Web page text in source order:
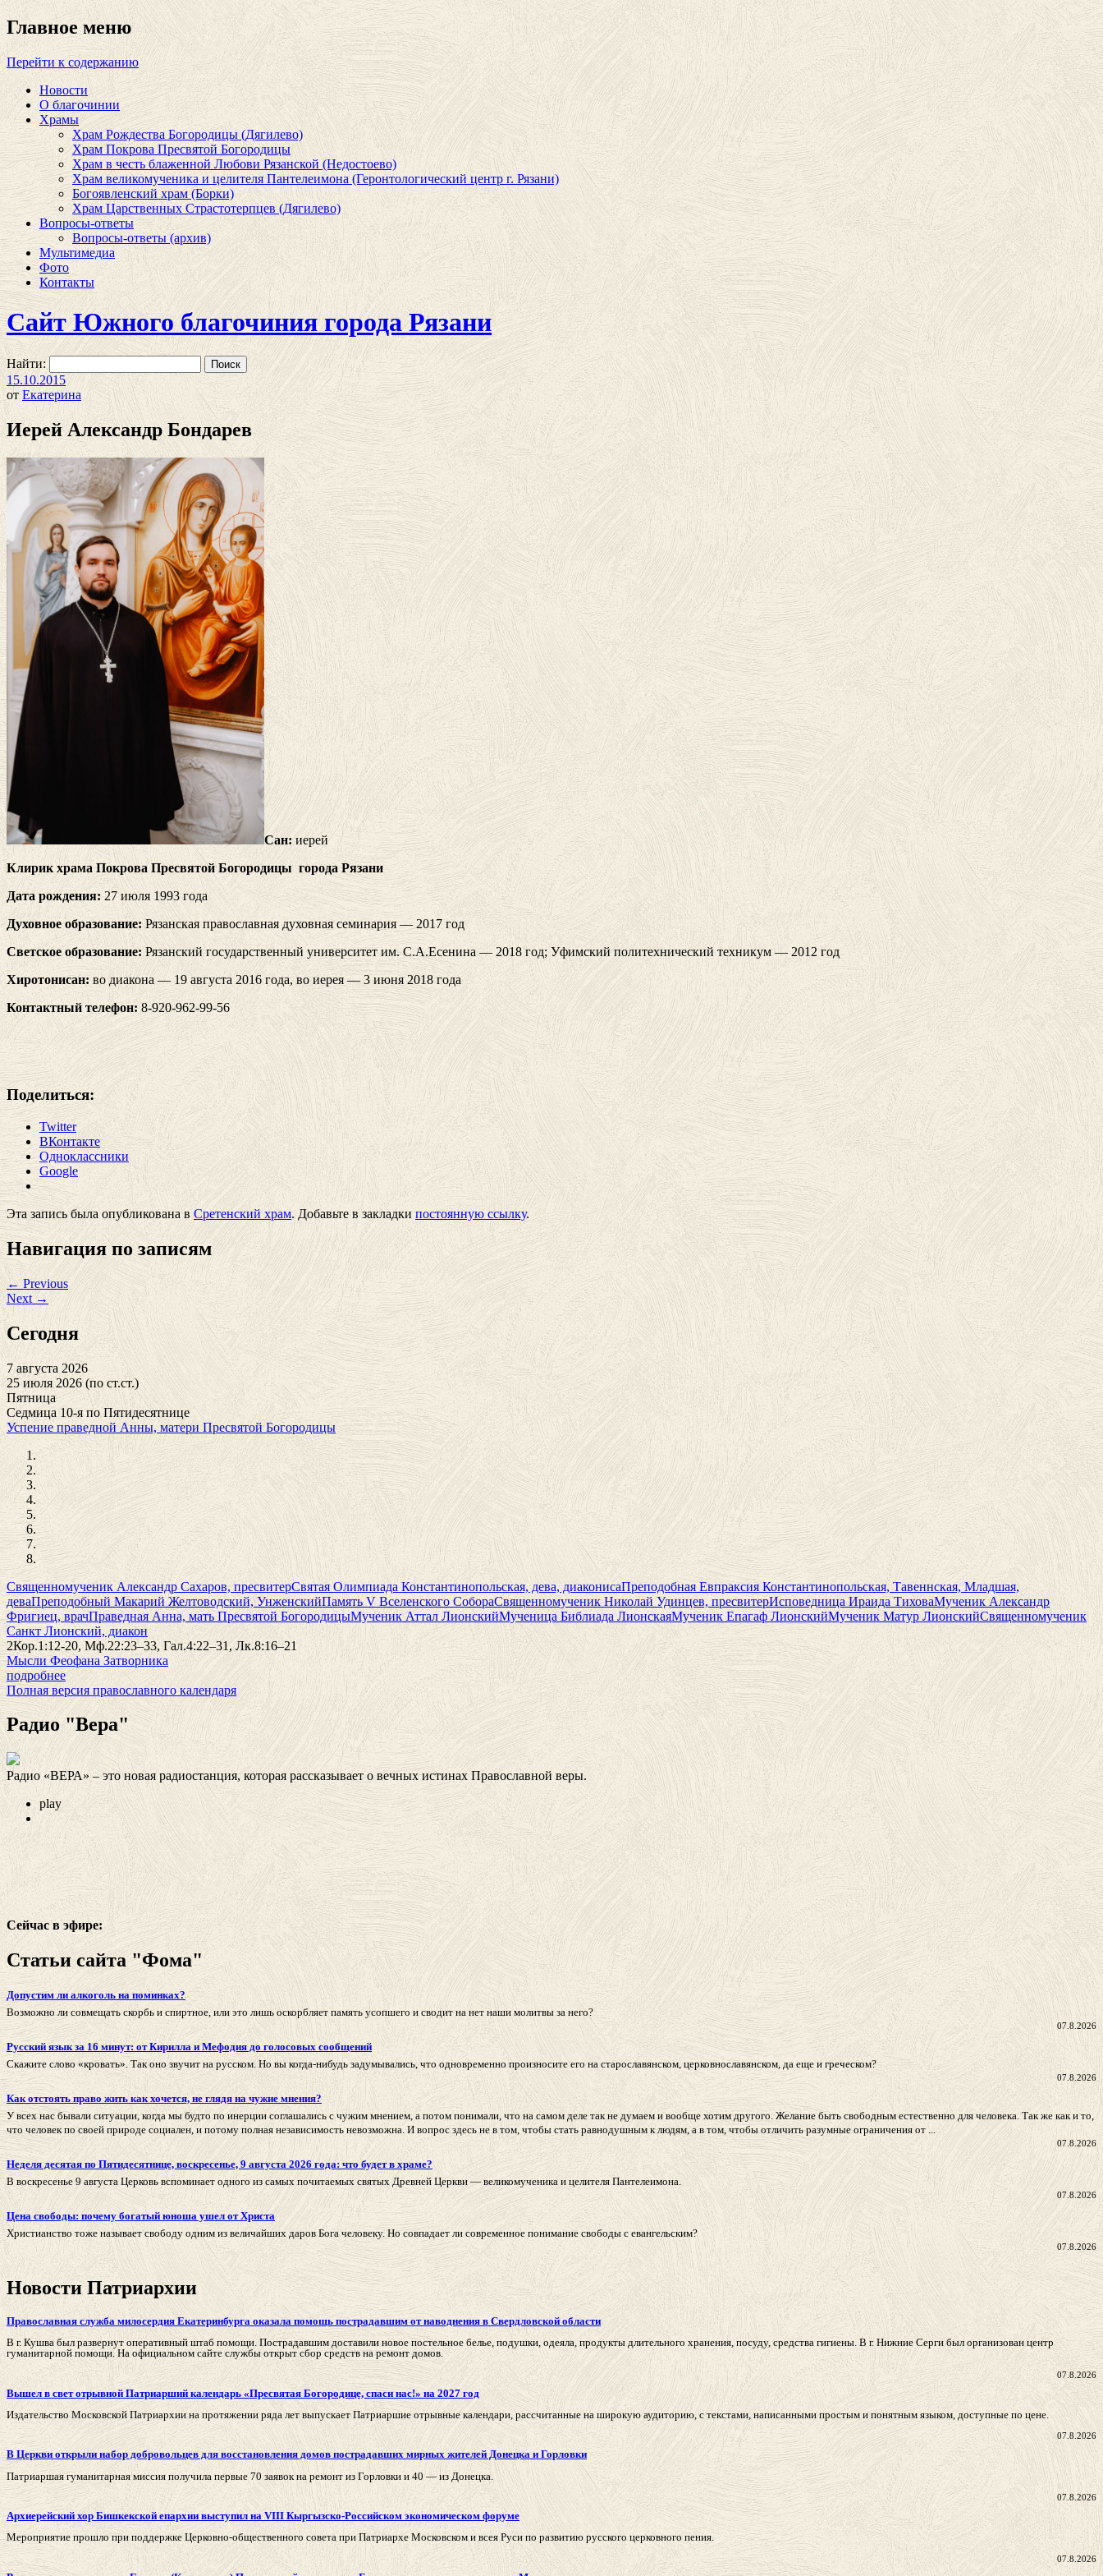
Главное меню
Перейти к содержанию
Новости
О благочинии
Храмы
Храм Рождества Богородицы (Дягилево)
Храм Покрова Пресвятой Богородицы
Храм в честь блаженной Любови Рязанской (Недостоево)
Храм великомученика и целителя Пантелеимона (Геронтологический центр г. Рязани)
Богоявленский храм (Борки)
Храм Царственных Страстотерпцев (Дягилево)
Вопросы-ответы
Вопросы-ответы (архив)
Мультимедиа
Фото
Контакты
Сайт Южного благочиния города Рязани
Найти:
15.10.2015
от Екатерина
Иерей Александр Бондарев
Сан: иерей
Клирик храма Покрова Пресвятой Богородицы города Рязани
Дата рождения: 27 июля 1993 года
Духовное образование: Рязанская православная духовная семинария — 2017 год
Светское образование:Рязанский государственный университет им. С.А.Есенина — 2018 год; Уфимский политехнический техникум — 2012 год
Хиротонисан: во диакона — 19 августа 2016 года, во иерея — 3 июня 2018 года
Контактный телефон: 8-920-962-99-56
Поделиться:
Twitter
ВКонтакте
Одноклассники
Google
Эта запись была опубликована вСретенский храм. Добавьте в закладки постоянную ссылку.
Навигация по записям
← Previous
Next →
Сегодня
7 августа 2026
25 июля 2026 (по ст.ст.)
Пятница
Седмица 10-я по Пятидесятнице
Успение праведной Анны, матери Пресвятой Богородицы
Священномученик Александр Сахаров, пресвитерСвятая Олимпиада Константинопольская, дева, диаконисаПреподобная Евпраксия Константинопольская, Тавеннская, Младшая,
деваПреподобный Макарий Желтоводский, УнженскийПамять V Вселенского СобораСвященномученик Николай Удинцев, пресвитерИсповедница Ираида ТиховаМученик Александр
Фригиец, врачПраведная Анна, мать Пресвятой БогородицыМученик Аттал ЛионскийМученица Библиада ЛионскаяМученик Епагаф ЛионскийМученик Матур ЛионскийСвященномученик
Санкт Лионский, диакон
2Кор.1:12-20, Мф.22:23–33, Гал.4:22–31, Лк.8:16–21
Мысли Феофана Затворника
подробнее
Полная версия православного календаря
Радио "Вера"
Радио «ВЕРА» – это новая радиостанция, которая рассказывает о вечных истинах Православной веры.
play
Сейчас в эфире:
Статьи сайта "Фома"
Допустим ли алкоголь на поминках?
Возможно ли совмещать скорбь и спиртное, или это лишь оскорбляет память усопшего и сводит на нет наши молитвы за него?
07.8.2026
Русский язык за 16 минут: от Кирилла и Мефодия до голосовых сообщений
Скажите слово «кровать». Так оно звучит на русском. Но вы когда-нибудь задумывались, что одновременно произносите его на старославянском, церковнославянском, да еще и греческом?
07.8.2026
Как отстоять право жить как хочется, не глядя на чужие мнения?
У всех нас бывали ситуации, когда мы будто по инерции соглашались с чужим мнением, а потом понимали, что на самом деле так не думаем и вообще хотим другого. Желание быть свободным естественно для человека. Так же как и то,
что человек по своей природе социален, и потому полная независимость невозможна. И вопрос здесь не в том, чтобы стать равнодушным к людям, а в том, чтобы отличить разумные ограничения от ...
07.8.2026
Неделя десятая по Пятидесятнице, воскресенье, 9 августа 2026 года: что будет в храме?
В воскресенье 9 августа Церковь вспоминает одного из самых почитаемых святых Древней Церкви — великомученика и целителя Пантелеимона.
07.8.2026
Цена свободы: почему богатый юноша ушел от Христа
Христианство тоже называет свободу одним из величайших даров Бога человеку. Но совпадает ли современное понимание свободы с евангельским?
07.8.2026
Новости Патриархии
Православная служба милосердия Екатеринбурга оказала помощь пострадавшим от наводнения в Свердловской области
В г. Кушва был развернут оперативный штаб помощи. Пострадавшим доставили новое постельное белье, подушки, одеяла, продукты длительного хранения, посуду, средства гигиены. В г. Нижние Серги был организован центр
гуманитарной помощи. На официальном сайте службы открыт сбор средств на ремонт домов.
07.8.2026
Вышел в свет отрывной Патриарший календарь «Пресвятая Богородице, спаси нас!» на 2027 год
Издательство Московской Патриархии на протяжении ряда лет выпускает Патриаршие отрывные календари, рассчитанные на широкую аудиторию, с текстами, написанными простым и понятным языком, доступные по цене.
07.8.2026
В Церкви открыли набор добровольцев для восстановления домов пострадавших мирных жителей Донецка и Горловки
Патриаршая гуманитарная миссия получила первые 70 заявок на ремонт из Горловки и 40 — из Донецка.
07.8.2026
Архиерейский хор Бишкекской епархии выступил на VIII Кыргызско-Российском экономическом форуме
Мероприятие прошло при поддержке Церковно-общественного совета при Патриархе Московском и всея Руси по развитию русского церковного пения.
07.8.2026